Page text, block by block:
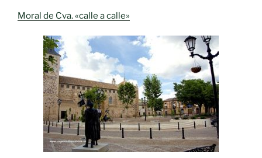
Moral de Cva. «calle a calle»